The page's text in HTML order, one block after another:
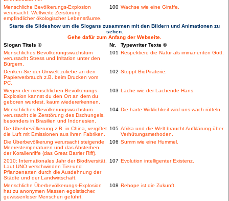
Menschliche Bevölkerungs-Explosion
verursacht: Weltweite Zerstörung
empfindlicher ökologischer Lebensräume.
100 Wachse wie eine Giraffe.
Starte die Slideshow um die Slogans zusammen mit den Bildern und Animationen zu
sehen.
Gehe dafür zum Anfang der Webseite.
Slogan Titels ©
Nr.
Typewriter Texte ©
Menschliches Bevölkerungswachstum
verursacht Stress und Irritation unter den
Bürgern.
101 Respektiere die Natur als immanenten Gott.
Denken Sie der Umwelt zuliebe an den
Papierverbrauch z.B. beim Drucken vom
PC.
102 Stoppt BioPiraterie.
Wegen der menschlichen Bevölkerungs-
Explosion kannst du den Ort an dem du
geboren wurdest, kaum wiedererkennen.
103 Lache wie der Lachende Hans.
Menschliches Bevölkerungswachstum
verursacht die Zerstörung des Dschungels,
besonders in Brasilien und Indonesien.
104 Die harte Wirklichkeit wird uns wach rütteln.
Die Überbevölkerung z.B. in China, vergiftet
die Luft mit Emissionen aus ihren Fabriken.
105 Afrika und die Welt braucht Aufklärung über
Verhütungsmethoden.
Die Überbevölkerung verursacht steigende
Meerestemperaturen und das Absterben
der Korallenriffe (das Great Barrier Riff).
106 Summ wie eine Hummel.
2010: Internationales Jahr der Biodiversität.
Laut UNO verschwinden Tier-und
Pflanzenarten durch die Ausdehnung der
Städte und der Landwirtschaft.
107 Evolution intelligenter Existenz.
Menschliche Überbevölkerungs-Explosion
hat zu anonymen Massen egoistischer,
gewissenloser Menschen geführt.
108 Rehope ist die Zukunft.